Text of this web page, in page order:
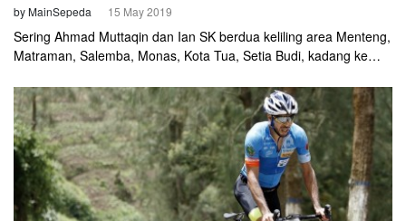
by MainSepeda 15 May 2019
Sering Ahmad Muttaqin dan Ian SK berdua keliling area Menteng,
Matraman, Salemba, Monas, Kota Tua, Setia Budi, kadang ke
cyclist pengguna Brompton Raw Lacquer ini tidak sekedar
bersepeda. Tapi latihan serius, ada jarak tertentu dengan
kecepatan rata-rata tertentu yang harus diselesaikan.